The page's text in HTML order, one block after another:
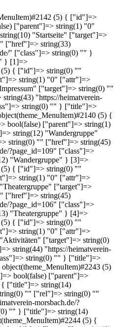
(5) { ["id"]=>
["parent"]=> string(1) "0"
"Startseite" ["target"]=>
["href"]=> string(33)
" ["class"]=> string(0) "" }
} [1]=>
(5) { ["id"]=> string(0) ""
string(1) "0" ["attr"]=>
["target"]=> string(0) ""
"https://heimatverein-
string(0) "" } ["title"]=>
(5) {
bool(false) ["parent"]=> string(1)
string(12) "Wandergruppe"
string(0) "" ["href"]=> string(45)
?page_id=109" ["class"]=>
"Wandergruppe" } [3]=>
(5) { ["id"]=> string(0) ""
string(1) "0" ["attr"]=>
["target"]=>
["href"]=> string(45)
?page_id=106" ["class"]=>
"Theatergruppe" } [4]=>
(5) { ["id"]=> string(0) ""
string(1) "0" ["attr"]=>
["target"]=> string(0)
string(44) "https://heimatverein-
string(0) "" } ["title"]=>
(5)
bool(false) ["parent"]=>
["title"]=> string(14)
"" ["rel"]=> string(0) ""
morsbach.de/?
"" } ["title"]=> string(14)
(5) {